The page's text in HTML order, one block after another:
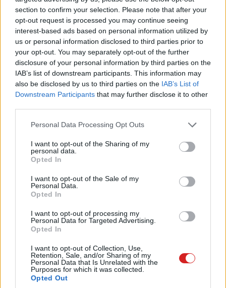
section to confirm your selection. Please note that after your
opt-out request is processed you may continue seeing
interest-based ads based on personal information utilized by
us or personal information disclosed to third parties prior to
your opt-out. You may separately opt-out of the further
disclosure of your personal information by third parties on the
IAB’s list of downstream participants. This information may
also be disclosed by us to third parties on the IAB’s List of
Downstream Participants that may further disclose it to other
Please note that this website/app uses one or more Google
not limited to your visit or usage behaviour. You may click to
grant or deny consent to Google and its third-party tags to
use your data for below specified purposes in below Google
consent section.
Personal Data Processing Opt Outs
I want to opt-out of the Sharing of my
personal data.
Opted In
I want to opt-out of the Sale of my
Personal Data.
Opted In
I want to opt-out of processing my
Personal Data for Targeted Advertising.
Opted In
I want to opt-out of Collection, Use,
Retention, Sale, and/or Sharing of my
Personal Data that Is Unrelated with the
Purposes for which it was collected.
Opted Out
támadhatóak a mobilok
Kedvencekhez
Wiezner István| 2016 július 14. 16:43
Koncepciószinten már bizonyították a
támadás kivitelezhetőségét.
Megfigyeléseink alapján az Apple Siri és Google Now
a mobilozók többsége maximum kíváncsiságból próbálta
ki a szoftvereket. A mindennapos használat
elmaradásának több oka is lehet: sokaknak egyszerűen
nincs szükségük ezekre az asszisztensekre, mások a
privát szférájukat féltik, plusz általánosságban véve
feszélyezően szokatlan egy telefonhoz beszélni.